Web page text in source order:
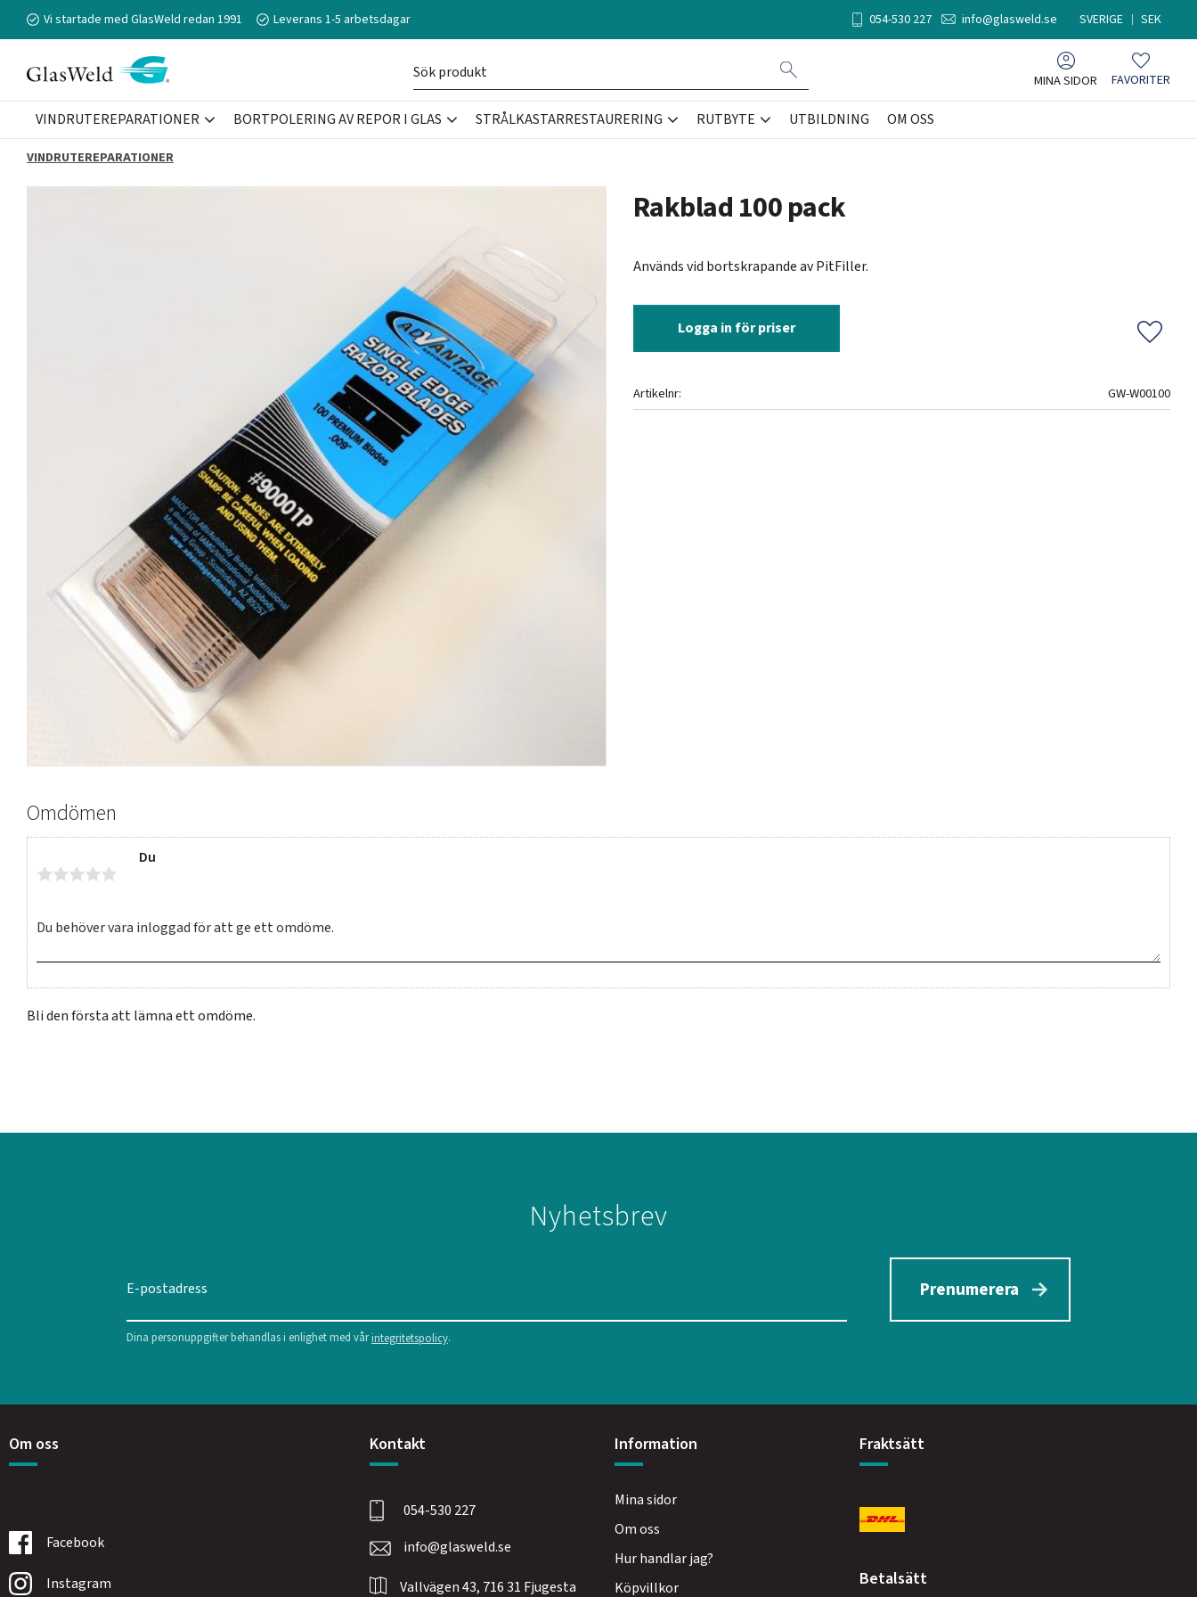
Vi startade med GlasWeld redan 1991 Leverans 1-5 arbetsdagar 054-530 227 info@glasweld.se SVERIGE SEK
MINA SIDOR Favoriter
FAVORITER
VINDRUTEREPARATIONER BORTPOLERING AV REPOR I GLAS STRÅLKASTARRESTAURERING RUTBYTE UTBILDNING OM OSS
VINDRUTEREPARATIONER
Rakblad 100 pack
Används vid bortskrapande av PitFiller.
Logga in för priser
Lägg
Artikelnr GW-W00100
Omdömen
Du
Bli den första att lämna ett omdöme.
Nyhetsbrev
Prenumerera
Dina personuppgifter behandlas i enlighet med vårintegritetspolicy.
Om oss
Facebook
Instagram
Kontakt
054-530 227
info@glasweld.se
Vallvägen 43, 716 31 Fjugesta
Information
Mina sidor
Om oss
Hur handlar jag?
Köpvillkor
Fraktsätt
Betalsätt